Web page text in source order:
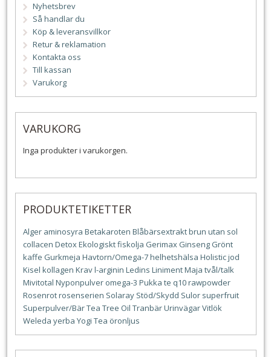
Nyhetsbrev
Så handlar du
Köp & leveransvillkor
Retur & reklamation
Kontakta oss
Till kassan
Varukorg
VARUKORG
Inga produkter i varukorgen.
PRODUKTETIKETTER
Alger aminosyra Betakaroten Blåbärsextraktbrun utan sol
collacen DetoxEkologisktfiskolja Gerimax Ginseng Grönt
kaffe Gurkmeja Havtorn/Omega-7helhetshälsa Holisticjod
Kisel kollagen Kravl-arginin Ledins LinimentMaja tvål/talk
Mivitotal Nyponpulver omega-3 Pukka te q10rawpowder
Rosenrotrosenserien Solaray Stöd/Skydd Sulor superfruit
Superpulver/BärTea Tree Oil TranbärUrinvägarVitlök
Weleda yerba Yogi Tea öronljus